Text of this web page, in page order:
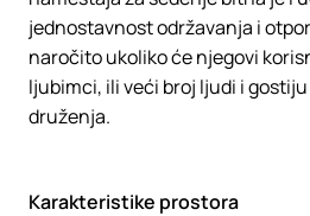
jednostavnost održavanja i
naročito ukoliko će njegovi
ljubimci, ili veći broj ljudi i
druženja.
Karakteristike prostora